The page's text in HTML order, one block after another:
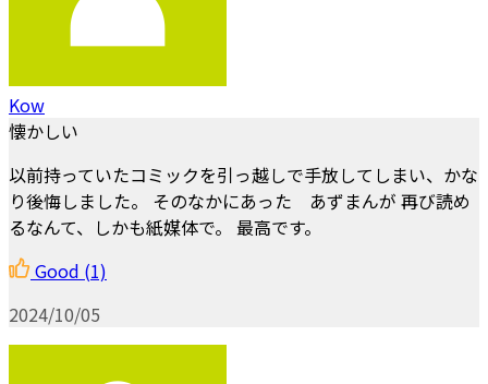
Kow
懐かしい
以前持っていたコミックを引っ越しで手放してしまい、かな
り後悔しました。 そのなかにあった あずまんが 再び読め
るなんて、しかも紙媒体で。 最高です。
Good (1)
2024/10/05